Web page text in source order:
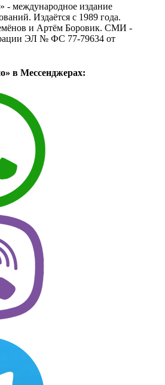
- международное издание
Издаётся с 1989 года.
и Артём Боровик. CМИ -
ЭЛ № ФС 77-79634 от
в Мессенджерах: